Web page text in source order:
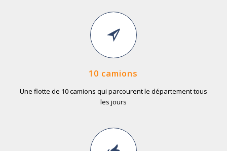
10 camions
Une flotte de 10 camions qui parcourent le département tous
les jours